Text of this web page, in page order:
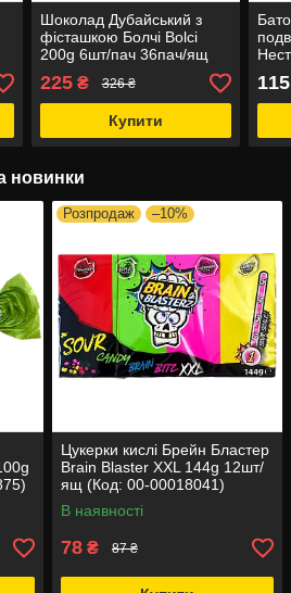
Шоколад Дубайський з
фісташкою Болчі Bolci
200g 6шт/пач 36пач/ящ
(Код: 00-00018648)
225₴ 326 ₴
Купити
ящ
115
новинки
Розпродаж –10%
Цукерки кислі Брейн Бластер
Brain Blaster XXL 144g 12шт/
ящ (Код: 00-00018041)
В наявності
78 ₴ 87 ₴